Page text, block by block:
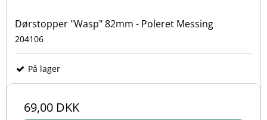
Dørstopper "Wasp" 82mm - Poleret Messing
204106
På lager
69,00 DKK